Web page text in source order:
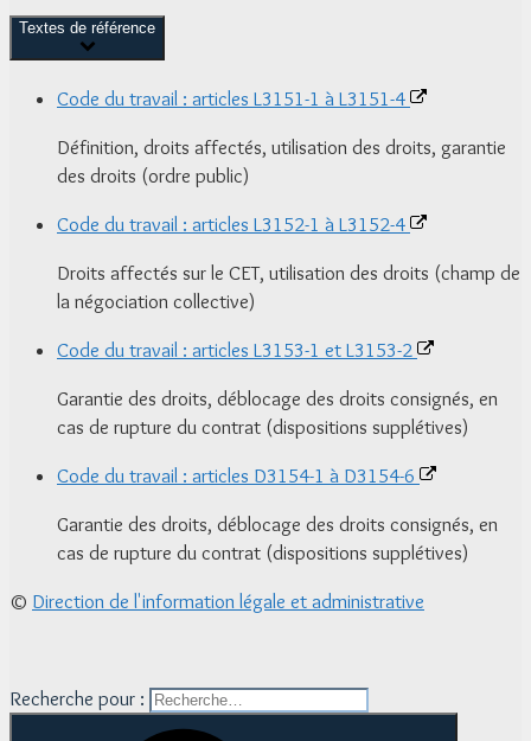
Textes de référence
Code du travail : articles L3151-1 à L3151-4
Définition, droits affectés, utilisation des droits, garantie
des droits (ordre public)
Code du travail : articles L3152-1 à L3152-4
Droits affectés sur le CET, utilisation des droits (champ de
la négociation collective)
Code du travail : articles L3153-1 et L3153-2
Garantie des droits, déblocage des droits consignés, en
cas de rupture du contrat (dispositions supplétives)
Code du travail : articles D3154-1 à D3154-6
Garantie des droits, déblocage des droits consignés, en
cas de rupture du contrat (dispositions supplétives)
© Direction de l'information légale et administrative
Recherche pour :